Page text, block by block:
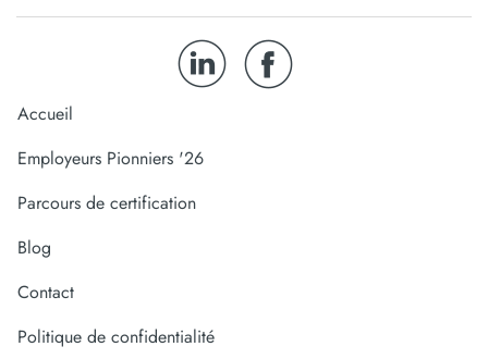
Accueil
Employeurs Pionniers '26
Parcours de certification
Blog
Contact
Politique de confidentialité